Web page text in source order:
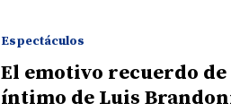
Espectáculos
El emotivo recuerdo
íntimo de Luis